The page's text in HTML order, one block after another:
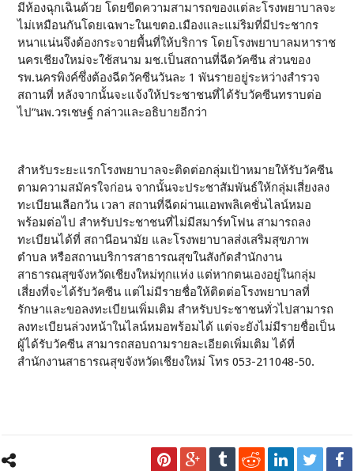
มีห้องฉุกเฉินด้วย โดยขีดความสามารถของแต่ละโรงพยาบาลจะ
ไม่เหมือนกันโดยเฉพาะในเขตอ.เมืองและแม่ริมที่มีประชากร
หนาแน่นจึงต้องกระจายพื้นที่ให้บริการ โดยโรงพยาบาลมหาราช
นครเชียงใหม่จะใช้สนาม มช.เป็นสถานที่ฉีดวัคซีน ส่วนของ
รพ.นครพิงค์ซึ่งต้องฉีดวัคซีนวันละ 1 พันรายอยู่ระหว่างสำรวจ
สถานที่ หลังจากนั้นจะแจ้งให้ประชาชนที่ได้รับวัคซีนทราบต่อ
ไป”นพ.วรเชษฐ์ กล่าวและอธิบายอีกว่า
สำหรับระยะแรกโรงพยาบาลจะติดต่อกลุ่มเป้าหมายให้รับวัคซีน
ตามความสมัครใจก่อน จากนั้นจะประชาสัมพันธ์ให้กลุ่มเสี่ยงลง
ทะเบียนเลือกวัน เวลา สถานที่ฉีดผ่านแอพพลิเคชั่นไลน์หมอ
พร้อมต่อไป สำหรับประชาชนที่ไม่มีสมาร์ทโฟน สามารถลง
ทะเบียนได้ที่ สถานีอนามัย และโรงพยาบาลส่งเสริมสุขภาพ
ตำบล หรือสถานบริการสาธารณสุขในสังกัดสำนักงาน
สาธารณสุขจังหวัดเชียงใหม่ทุกแห่ง แต่หากตนเองอยู่ในกลุ่ม
เสี่ยงที่จะได้รับวัคซีน แต่ไม่มีรายชื่อให้ติดต่อโรงพยาบาลที่
รักษาและขอลงทะเบียนเพิ่มเติม สำหรับประชาชนทั่วไปสามารถ
ลงทะเบียนล่วงหน้าในไลน์หมอพร้อมได้ แต่จะยังไม่มีรายชื่อเป็น
ผู้ได้รับวัคซีน สามารถสอบถามรายละเอียดเพิ่มเติม ได้ที่
สำนักงานสาธารณสุขจังหวัดเชียงใหม่ โทร 053-211048-50.